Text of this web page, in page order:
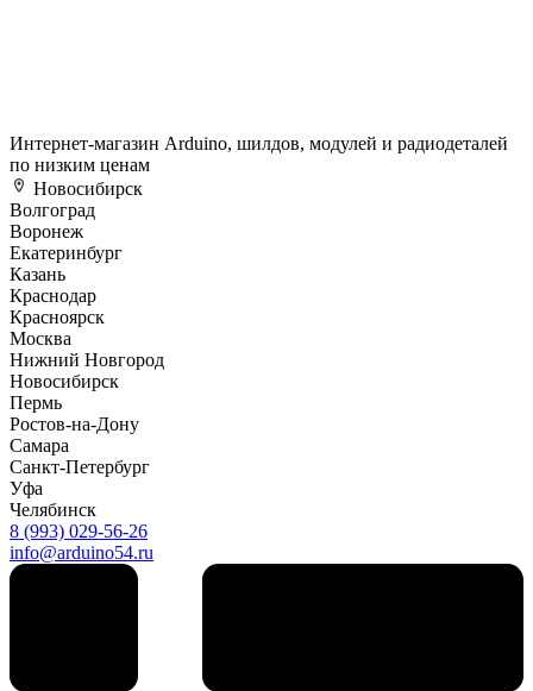
Интернет-магазин Arduino, шилдов, модулей и радиодеталей
по низким ценам
Новосибирск
Волгоград
Воронеж
Екатеринбург
Казань
Краснодар
Красноярск
Москва
Нижний Новгород
Новосибирск
Пермь
Ростов-на-Дону
Самара
Санкт-Петербург
Уфа
Челябинск
8 (993) 029-56-26
info@arduino54.ru